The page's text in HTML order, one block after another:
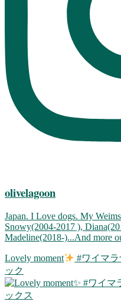
olivelagoon
Japan. I Love dogs. My
Snowy(2004-2017 ),
Madeline(2018-)...And more
Lovely moment
#ワイマラ
ック